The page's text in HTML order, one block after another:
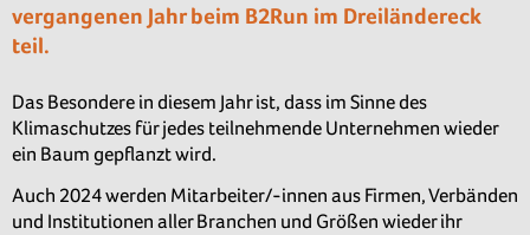
vergangenen Jahr beim B2Run im Dreiländereck
teil.
Das Besondere in diesem Jahr ist, dass im Sinne des
Klimaschutzes für jedes teilnehmende Unternehmen wieder
ein Baum gepflanzt wird.
Auch 2024 werden Mitarbeiter/-innen aus Firmen, Verbänden
und Institutionen aller Branchen und Größen wieder ihr